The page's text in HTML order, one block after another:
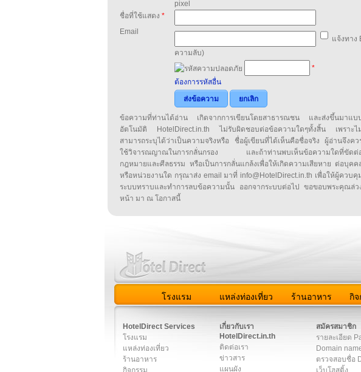
pixel
ชื่อที่ใช้แสดง *
Email
แจ้งทาง
ความลับ)
*
ต้องการรหัสอื่น
ส่งข้อความ
ยกเลิก
ข้อความที่ท่านได้อ่าน เกิดจากการเขียนโดยสาธารณชน และส่งขึ้นมาแบ
อัตโนมัติ HotelDirect.in.th ไม่รับผิดชอบต่อข้อความใดๆทั้งสิ้น เพราะไ
สามารถระบุได้ว่าเป็นความจริงหรือ ชื่อผู้เขียนที่ได้เห็นคือชื่อจริง ผู้อ่านจึงคว
ใช้วิจารณญาณในการกลั่นกรอง และถ้าท่านพบเห็นข้อความใดที่ขัดต่
กฎหมายและศีลธรรม หรือเป็นการกลั่นแกล้งเพื่อให้เกิดความเสียหาย ต่อบุคค
หรือหน่วยงานใด กรุณาส่ง email มาที่ info@HotelDirect.in.th เพื่อให้ผู้ควบคุ
ระบบทราบและทำการลบข้อความนั้น ออกจากระบบต่อไป ขอขอบพระคุณล่ว
หน้า มา ณ โอกาสนี้
โรงแรม แหล่งท่องเที่ยว ร้านอาหาร กิจ
HotelDirect Services
โรงแรม
แหล่งท่องเที่ยว
ร้านอาหาร
กิจกรรม
เกี่ยวกับเรา
HotelDirect.in.th
ติดต่อเรา
ข่าวสาร
แผนผัง
สมัครสมาชิก
รายละเอียด
Domain
ตรวจสอบชื่อ
เว็บโฮสติ้ง